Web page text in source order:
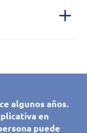
y
cita con
salas de
algunos años.
en
puede
la reserva de
nos permite
y
cita con
salas de
algunos años.
en
puede